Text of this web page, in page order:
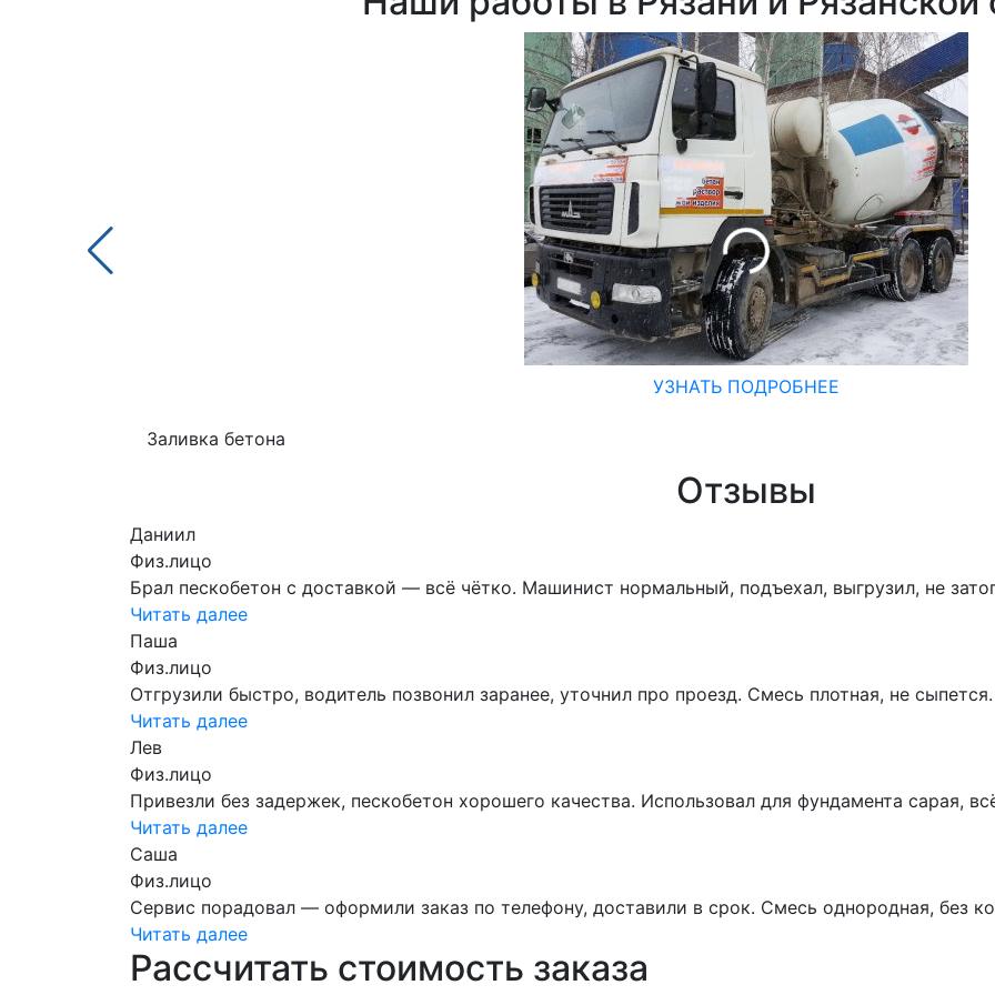
УЗНАТЬ ПОДРОБНЕЕ
Заливка бетона
Отзывы
Даниил
Физ.лицо
Брал пескобетон с доставкой — всё чётко. Машинист нормальный, подъехал, выгрузил, не
Читать далее
Паша
Физ.лицо
Отгрузили быстро, водитель позвонил заранее, уточнил про проезд. Смесь плотная, не
Читать далее
Лев
Физ.лицо
Привезли без задержек, пескобетон хорошего качества. Использовал для фундамента сарая,
Читать далее
Саша
Физ.лицо
Сервис порадовал — оформили заказ по телефону, доставили в срок. Смесь однородная, без
Читать далее
Рассчитать стоимость заказа